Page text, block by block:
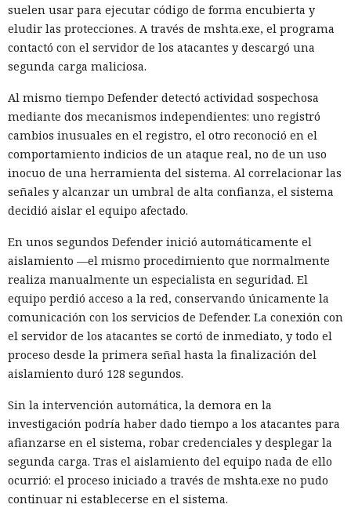
suelen usar para ejecutar código de forma encubierta y
eludir las protecciones. A través de mshta.exe, el programa
contactó con el servidor de los atacantes y descargó una
segunda carga maliciosa.
Al mismo tiempo Defender detectó actividad sospechosa
mediante dos mecanismos independientes: uno registró
cambios inusuales en el registro, el otro reconoció en el
comportamiento indicios de un ataque real, no de un uso
inocuo de una herramienta del sistema. Al correlacionar las
señales y alcanzar un umbral de alta confianza, el sistema
decidió aislar el equipo afectado.
En unos segundos Defender inició automáticamente el
aislamiento —el mismo procedimiento que normalmente
realiza manualmente un especialista en seguridad. El
equipo perdió acceso a la red, conservando únicamente la
comunicación con los servicios de Defender. La conexión con
el servidor de los atacantes se cortó de inmediato, y todo el
proceso desde la primera señal hasta la finalización del
aislamiento duró 128 segundos.
Sin la intervención automática, la demora en la
investigación podría haber dado tiempo a los atacantes para
afianzarse en el sistema, robar credenciales y desplegar la
segunda carga. Tras el aislamiento del equipo nada de ello
ocurrió: el proceso iniciado a través de mshta.exe no pudo
continuar ni establecerse en el sistema.